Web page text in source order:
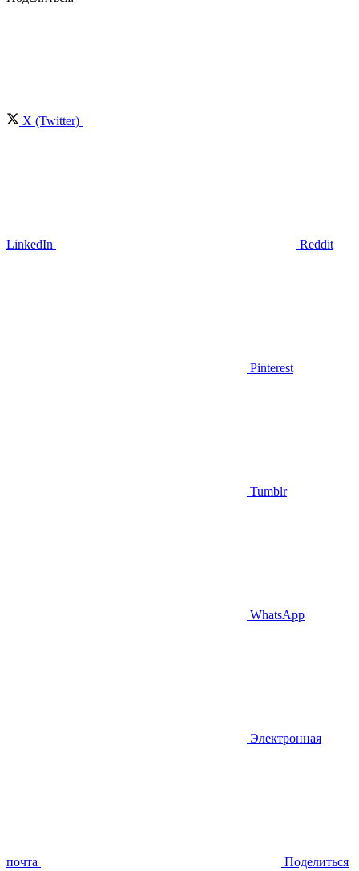
X (Twitter)
LinkedIn Reddit
Pinterest
Tumblr
WhatsApp
Электронная
почта Поделиться